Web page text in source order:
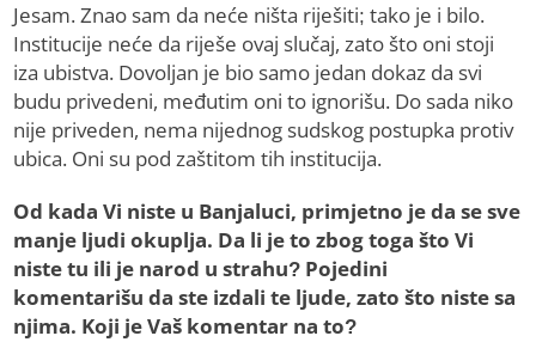
Jesam. Znao sam da neće ništa riješiti; tako je i bilo.
Institucije neće da riješe ovaj slučaj, zato što oni stoji
iza ubistva. Dovoljan je bio samo jedan dokaz da svi
budu privedeni, međutim oni to ignorišu. Do sada niko
nije priveden, nema nijednog sudskog postupka protiv
ubica. Oni su pod zaštitom tih institucija.
Od kada Vi niste u Banjaluci, primjetno je da se sve
manje ljudi okuplja. Da li je to zbog toga što Vi
niste tu ili je narod u strahu? Pojedini
komentarišu da ste izdali te ljude, zato što niste sa
njima. Koji je Vaš komentar na to?